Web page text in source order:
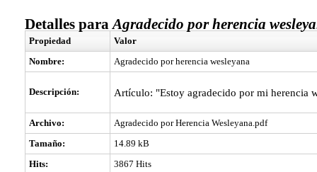
Detalles paraAgradecido por herencia
Propiedad
Valor
Nombre:
Agradecido por herencia wesleyana
Descripción: Artículo: "Estoy agradecido por mi herencia
Archivo:
Agradecido por Herencia Wesleyana.pdf
Tamaño:
14.89 kB
Hits:
3867 Hits